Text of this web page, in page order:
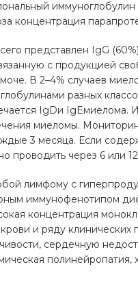
иммуноглобулин
концентрация
представлен IgG
с продукцией
В 2–4% случаев
разных
IgDи IgEмиелома.
миеломы.
3 месяца. Если
проводить через 6 или
лимфому с
иммунофенотипом
концентрация
и ряду
сердечную
полинейропатия,